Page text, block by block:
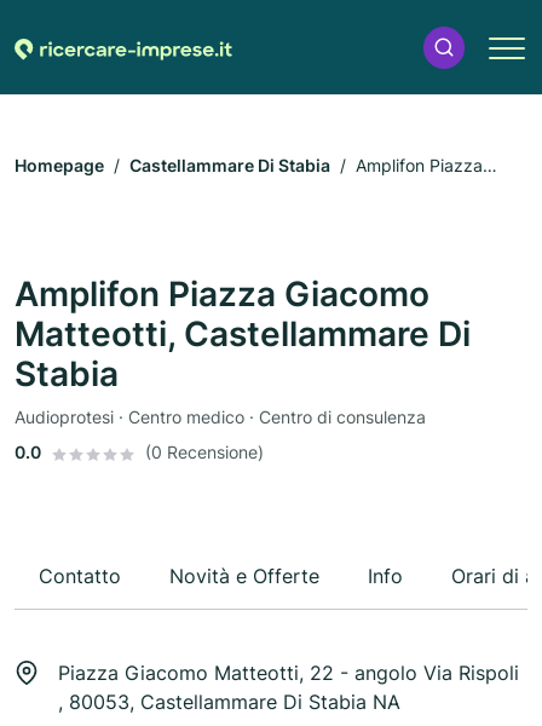
Homepage Castellammare Di Stabia
Amplifon Piazza
Amplifon Piazza Giacomo
Matteotti, Castellammare Di
Stabia
Audioprotesi · Centro medico · Centro di consulenza
0.0
(0 Recensione)
Contatto Novità e Offerte Info Orari di
Piazza Giacomo Matteotti, 22 - angolo Via Rispoli
, 80053, Castellammare Di Stabia NA